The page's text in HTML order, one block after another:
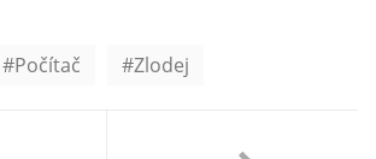
Počítač Zlodej